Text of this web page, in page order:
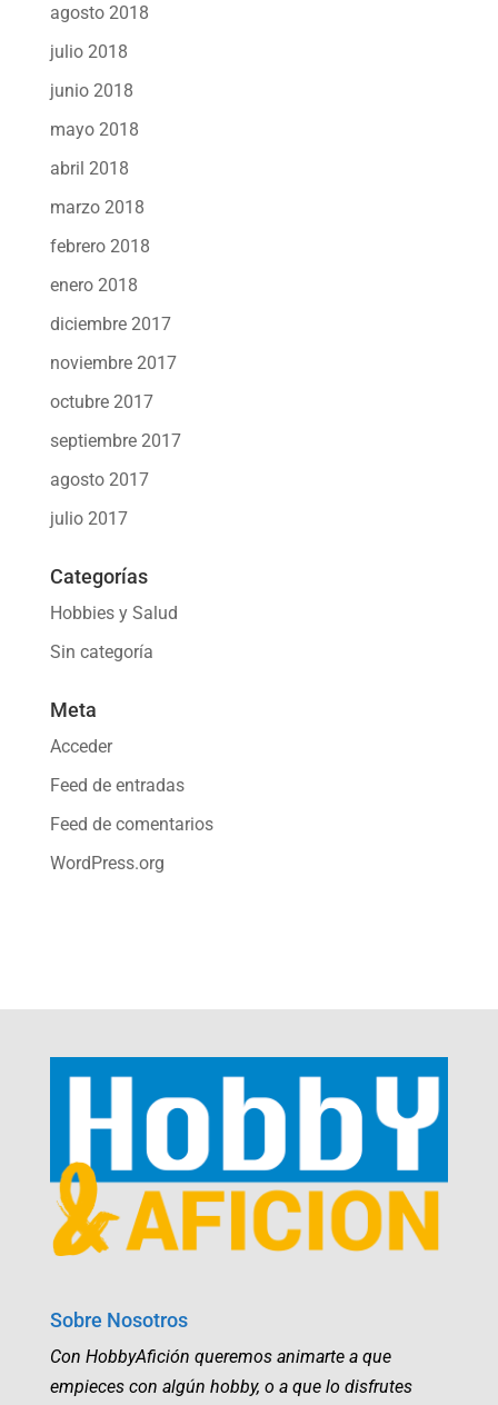
agosto 2018
julio 2018
junio 2018
mayo 2018
abril 2018
marzo 2018
febrero 2018
enero 2018
diciembre 2017
noviembre 2017
octubre 2017
septiembre 2017
agosto 2017
julio 2017
Categorías
Hobbies y Salud
Sin categoría
Meta
Acceder
Feed de entradas
Feed de comentarios
WordPress.org
Sobre Nosotros
Con HobbyAfición queremos animarte a que
empieces con algún hobby, o a que lo disfrutes